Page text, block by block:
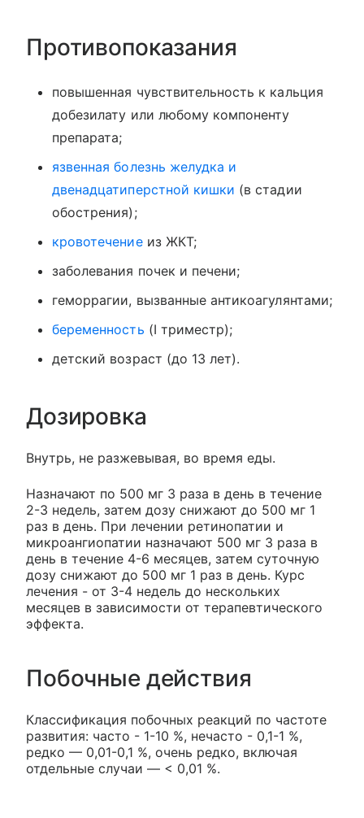
Противопоказания
повышенная чувствительность к кальция
добезилату или любому компоненту
препарата;
язвенная болезнь желудка и
двенадцатиперстной кишки (в стадии
обострения);
кровотечениеиз ЖКТ;
заболевания почек и печени;
геморрагии, вызванные антикоагулянтами;
беременность (I триместр);
детский возраст (до 13 лет).
Дозировка
Внутрь, не разжевывая, во время еды.
Назначают по 500 мг 3 раза в день в течение
2-3 недель, затем дозу снижают до 500 мг 1
раз в день. При лечении ретинопатии и
микроангиопатии назначают 500 мг 3 раза в
день в течение 4-6 месяцев, затем суточную
дозу снижают до 500 мг 1 раз в день. Курс
лечения - от 3-4 недель до нескольких
месяцев в зависимости от терапевтического
эффекта.
Побочные действия
Классификация побочных реакций по частоте
развития: часто - 1-10 %, нечасто - 0,1-1 %,
редко — 0,01-0,1 %, очень редко, включая
отдельные случаи — < 0,01 %.